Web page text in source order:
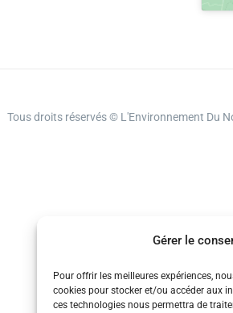
Gérer le
Pour offrir les meilleures expériences,
cookies pour stocker et/ou accéder aux
ces technologies nous permettra de
Tous droits réservés © L'Environnement Du